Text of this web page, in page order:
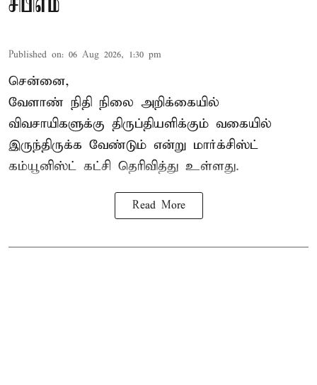
சிபிஎம்
Published on: 06 Aug 2026, 1:30 pm
சென்னை,
வேளாண் நிதி நிலை அறிக்கையில்
விவசாயிகளுக்கு திருப்தியளிக்கும் வகையில்
இருந்திருக்க வேண்டும் என்று மார்க்சிஸ்ட்
கம்யூனிஸ்ட் கட்சி தெரிவித்து உள்ளது.
Read More